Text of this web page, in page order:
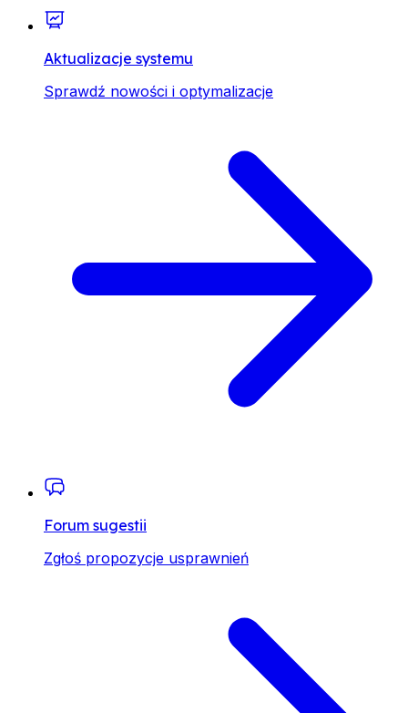
Aktualizacje systemu
Sprawdź nowości i optymalizacje
Forum sugestii
Zgłoś propozycje usprawnień